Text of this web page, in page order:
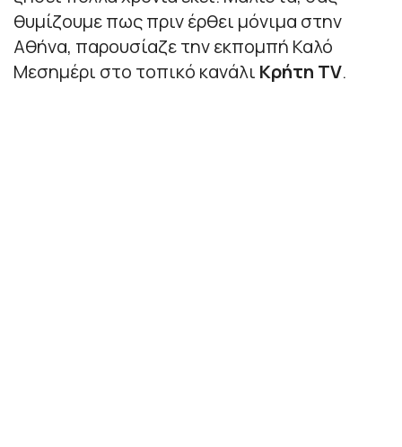
θυμίζουμε πως πριν έρθει μόνιμα στην
Αθήνα, παρουσίαζε την εκπομπή Καλό
Μεσημέρι στο τοπικό κανάλι Κρήτη TV.